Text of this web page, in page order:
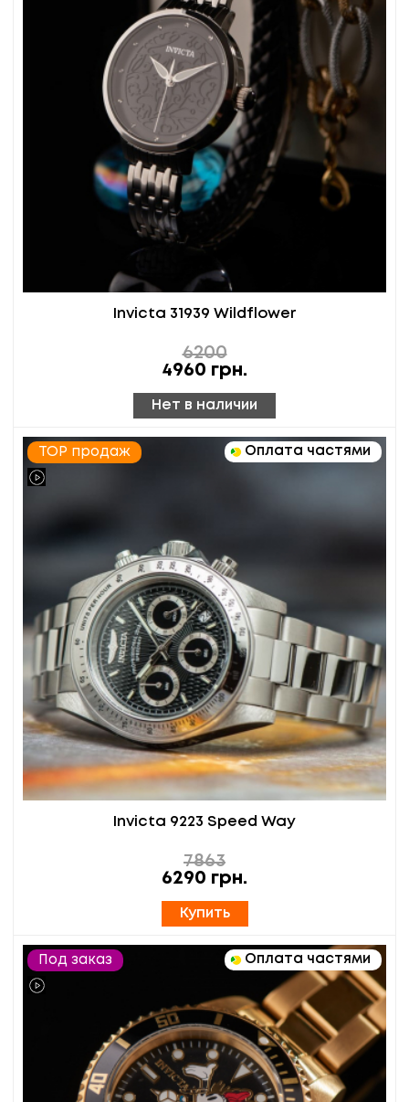
Invicta 31939 Wildflower
6200
4960 грн.
Нет в наличии
TOP продаж Оплата частями
Invicta 9223 Speed Way
7863
6290 грн.
Купить
Под заказ Оплата частями